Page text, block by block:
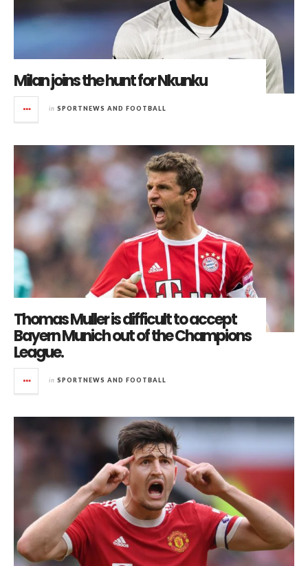
Milan joins the hunt for Nkunku
in SPORTNEWS AND FOOTBALL
Thomas Muller is difficult to accept
Bayern Munich out of the Champions
League.
in SPORTNEWS AND FOOTBALL